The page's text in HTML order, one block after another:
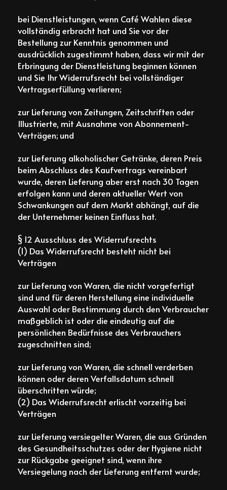
bei Dienstleistungen, wenn Café Wahlen diese
vollständig erbracht hat und Sie vor der
Bestellung zur Kenntnis genommen und
ausdrücklich zugestimmt haben, dass wir mit der
Erbringung der Dienstleistung beginnen können
und Sie Ihr Widerrufsrecht bei vollständiger
Vertragserfüllung verlieren;
zur Lieferung von Zeitungen, Zeitschriften oder
Illustrierte, mit Ausnahme von Abonnement-
Verträgen; und
zur Lieferung alkoholischer Getränke, deren Preis
beim Abschluss des Kaufvertrags vereinbart
wurde, deren Lieferung aber erst nach 30 Tagen
erfolgen kann und deren aktueller Wert von
Schwankungen auf dem Markt abhängt, auf die
der Unternehmer keinen Einfluss hat.
§ 12 Ausschluss des Widerrufsrechts
(1) Das Widerrufsrecht besteht nicht bei
Verträgen
zur Lieferung von Waren, die nicht vorgefertigt
sind und für deren Herstellung eine individuelle
Auswahl oder Bestimmung durch den Verbraucher
maßgeblich ist oder die eindeutig auf die
persönlichen Bedürfnisse des Verbrauchers
zugeschnitten sind;
zur Lieferung von Waren, die schnell verderben
können oder deren Verfallsdatum schnell
überschritten würde;
(2) Das Widerrufsrecht erlischt vorzeitig bei
Verträgen
zur Lieferung versiegelter Waren, die aus Gründen
des Gesundheitsschutzes oder der Hygiene nicht
zur Rückgabe geeignet sind, wenn ihre
Versiegelung nach der Lieferung entfernt wurde;